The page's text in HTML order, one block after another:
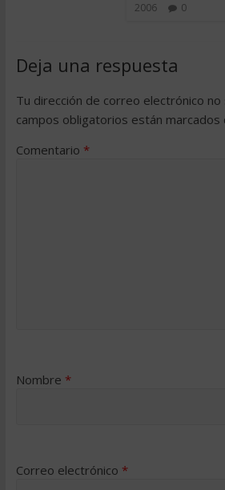
2006
0
Deja una respuesta
Tu dirección de correo electrónico no
campos obligatorios están marcados
Comentario *
Nombre *
Correo electrónico *